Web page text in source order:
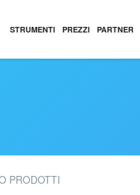
STRUMENTI PREZZI PARTNER
PRODOTTI